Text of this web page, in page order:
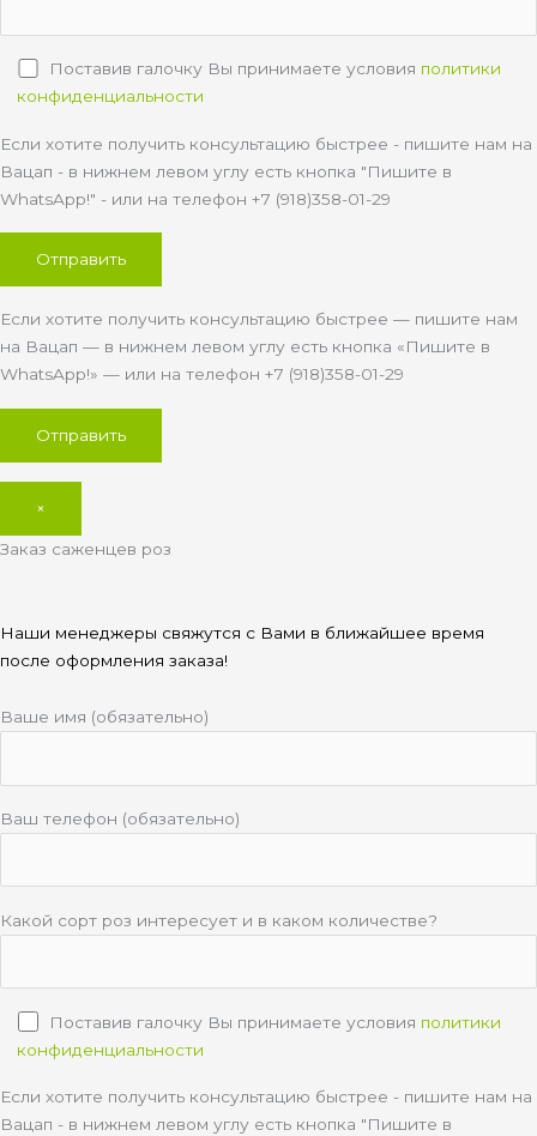
Поставив галочку Вы принимаете условия политики
конфиденциальности
Если хотите получить консультацию быстрее - пишите нам на
Вацап - в нижнем левом углу есть кнопка "Пишите в
WhatsApp!" - или на телефон +7 (918)358-01-29
Если хотите получить консультацию быстрее — пишите нам
на Вацап — в нижнем левом углу есть кнопка «Пишите в
WhatsApp!» — или на телефон +7 (918)358-01-29
×
Заказ саженцев роз
Наши менеджеры свяжутся с Вами в ближайшее время
после оформления заказа!
Ваше имя (обязательно)
Ваш телефон (обязательно)
Какой сорт роз интересует и в каком количестве?
Поставив галочку Вы принимаете условия политики
конфиденциальности
Если хотите получить консультацию быстрее - пишите нам на
Вацап - в нижнем левом углу есть кнопка "Пишите в